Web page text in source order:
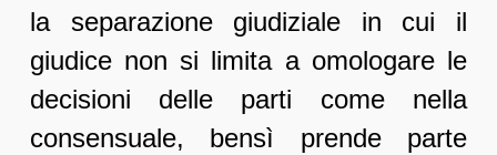
la separazione giudiziale in cui il
giudice non si limita a omologare le
decisioni delle parti come nella
consensuale, bensì prende parte